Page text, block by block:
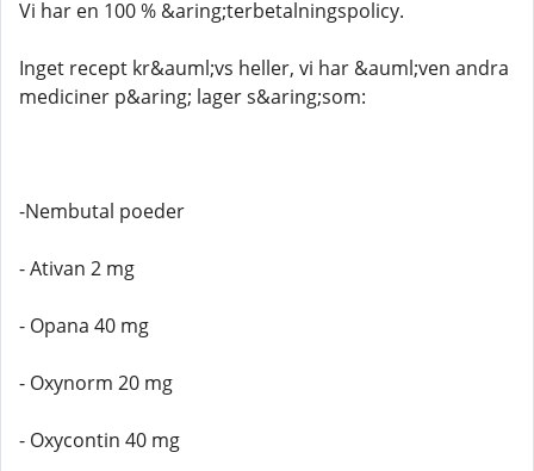
Vi har en 100 % &aring;terbetalningspolicy.
Inget recept kr&auml;vs heller, vi har &auml;ven andra
mediciner p&aring; lager s&aring;som:
-Nembutal poeder
- Ativan 2 mg
- Opana 40 mg
- Oxynorm 20 mg
- Oxycontin 40 mg